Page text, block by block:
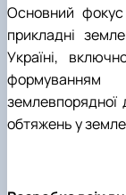
Основний фокус
прикладні
Україні,
формуванням
землевпорядної
обтяжень у